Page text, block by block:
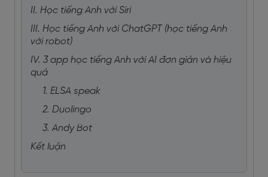
II. Học tiếng Anh với Siri
III. Học tiếng Anh với ChatGPT (học tiếng Anh
với robot)
IV. 3 app học tiếng Anh với AI đơn giản và hiệu
quả
1. ELSA speak
2. Duolingo
3. Andy Bot
Kết luận